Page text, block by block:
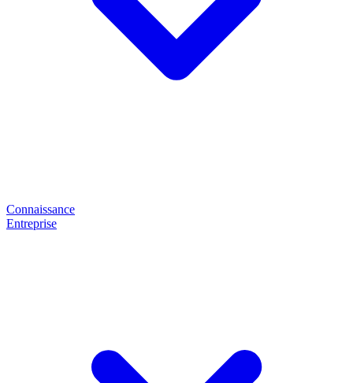
Connaissance
Entreprise